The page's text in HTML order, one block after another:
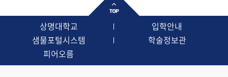
상명대학교
입학안내
샘물포털시스템
학술정보관
피어오름